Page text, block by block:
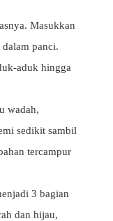
Masukkan
dalam panci.
aduk hingga
wadah,
sedikit sambil
tercampur
3 bagian
dan hijau,